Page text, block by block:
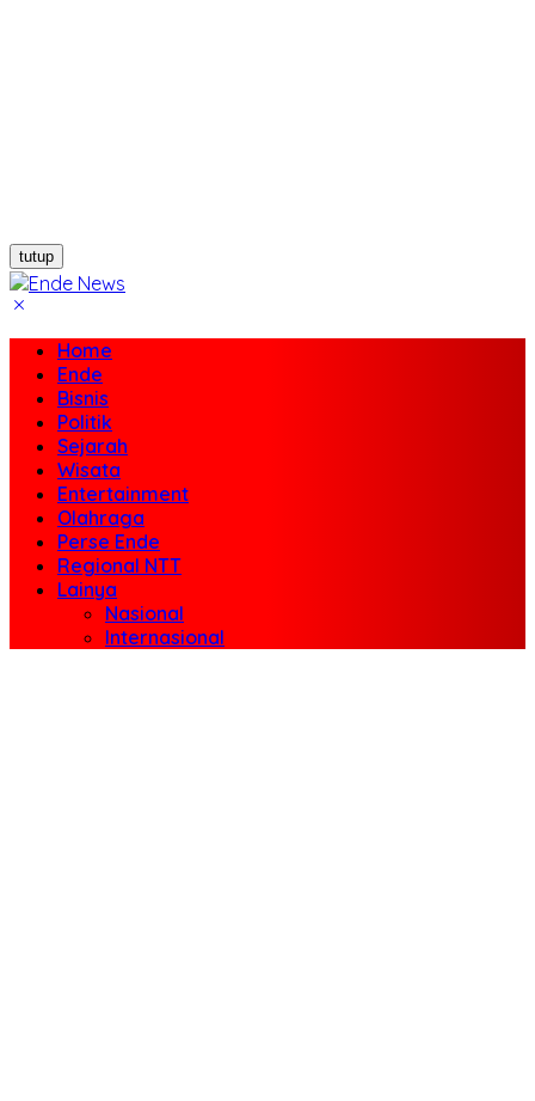
tutup
Home
Ende
Bisnis
Politik
Sejarah
Wisata
Entertainment
Olahraga
Perse Ende
Regional NTT
Lainya
Nasional
Internasional